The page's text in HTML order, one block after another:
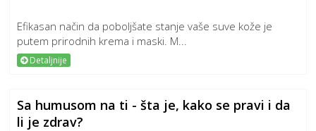
Efikasan način da poboljšate stanje vaše suve kože je
putem prirodnih krema i maski. M...
Detaljnije
Sa humusom na ti - šta je, kako se pravi i da
li je zdrav?